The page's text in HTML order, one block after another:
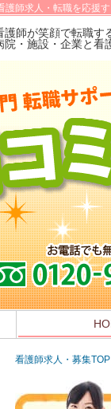
師求人・転職を応援す
護師が笑顔で転職す
院・施設・企業と看
看護師求人・募集TOP